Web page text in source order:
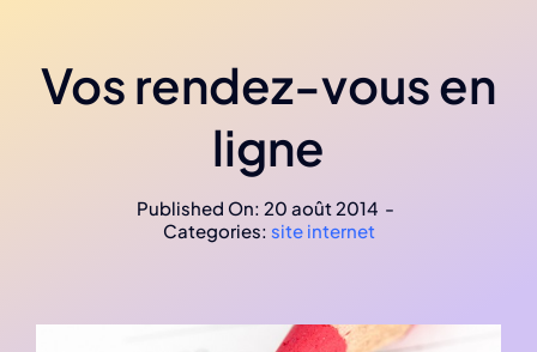
Vos rendez-vous en
ligne
Published On: 20 août 2014 -
Categories: site internet